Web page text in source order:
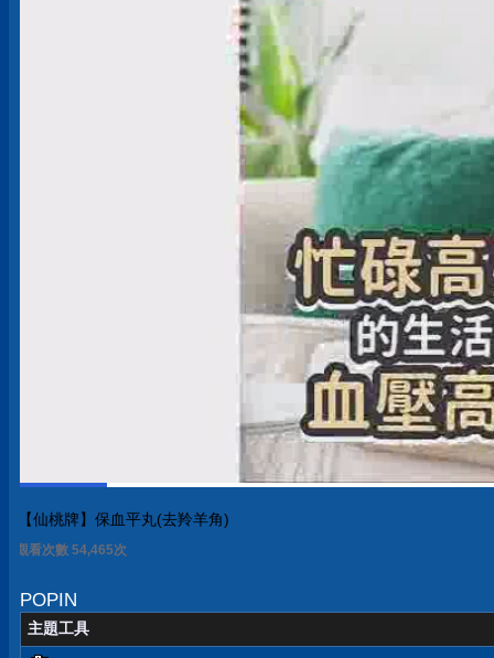
【仙桃牌】保血平丸(去羚羊角)
觀看次數 54,473次
POPIN
主題工具